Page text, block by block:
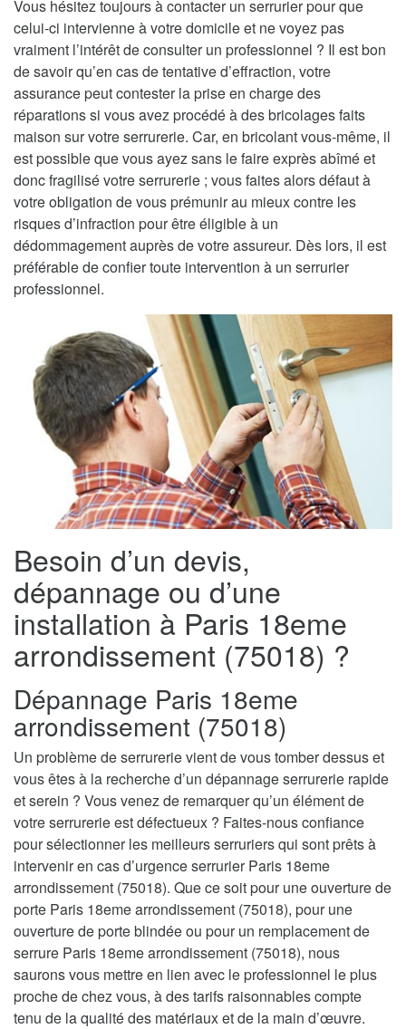
Vous hésitez toujours à contacter un serrurier pour que
celui-ci intervienne à votre domicile et ne voyez pas
vraiment l’intérêt de consulter un professionnel ? Il est bon
de savoir qu’en cas de tentative d’effraction, votre
assurance peut contester la prise en charge des
réparations si vous avez procédé à des bricolages faits
maison sur votre serrurerie. Car, en bricolant vous-même, il
est possible que vous ayez sans le faire exprès abîmé et
donc fragilisé votre serrurerie ; vous faites alors défaut à
votre obligation de vous prémunir au mieux contre les
risques d’infraction pour être éligible à un
dédommagement auprès de votre assureur. Dès lors, il est
préférable de confier toute intervention à un serrurier
professionnel.
Besoin d’un devis,
dépannage ou d’une
installation à Paris 18eme
arrondissement (75018) ?
Dépannage Paris 18eme
arrondissement (75018)
Un problème de serrurerie vient de vous tomber dessus et
vous êtes à la recherche d’un dépannage serrurerie rapide
et serein ? Vous venez de remarquer qu’un élément de
votre serrurerie est défectueux ? Faites-nous confiance
pour sélectionner les meilleurs serruriers qui sont prêts à
intervenir en cas d’urgence serrurier Paris 18eme
arrondissement (75018). Que ce soit pour une ouverture de
porte Paris 18eme arrondissement (75018), pour une
ouverture de porte blindée ou pour un remplacement de
serrure Paris 18eme arrondissement (75018), nous
saurons vous mettre en lien avec le professionnel le plus
proche de chez vous, à des tarifs raisonnables compte
tenu de la qualité des matériaux et de la main d’œuvre.